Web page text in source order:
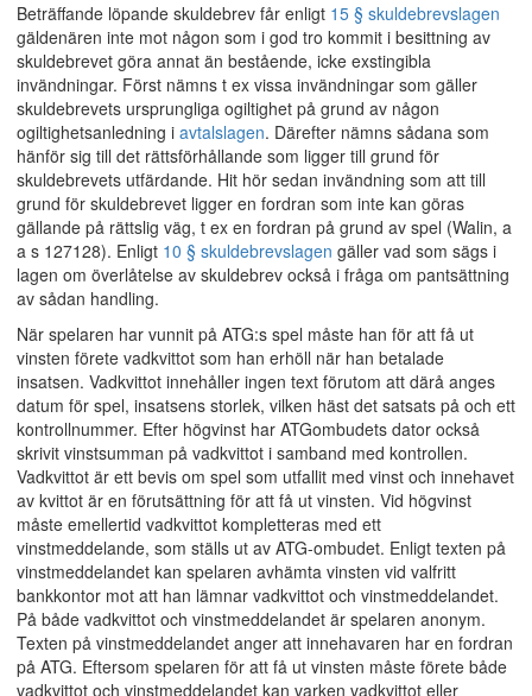
Beträffande löpande skuldebrev får enligt 15 § skuldebrevslagen
gäldenären inte mot någon som i god tro kommit i besittning av
skuldebrevet göra annat än bestående, icke exstingibla
invändningar. Först nämns t ex vissa invändningar som gäller
skuldebrevets ursprungliga ogiltighet på grund av någon
ogiltighetsanledning i avtalslagen. Därefter nämns sådana som
hänför sig till det rättsförhållande som ligger till grund för
skuldebrevets utfärdande. Hit hör sedan invändning som att till
grund för skuldebrevet ligger en fordran som inte kan göras
gällande på rättslig väg, t ex en fordran på grund av spel (Walin, a
a s 127128). Enligt 10 § skuldebrevslagen gäller vad som sägs i
lagen om överlåtelse av skuldebrev också i fråga om pantsättning
av sådan handling.
När spelaren har vunnit på ATG:s spel måste han för att få ut
vinsten förete vadkvittot som han erhöll när han betalade
insatsen. Vadkvittot innehåller ingen text förutom att därå anges
datum för spel, insatsens storlek, vilken häst det satsats på och ett
kontrollnummer. Efter högvinst har ATGombudets dator också
skrivit vinstsumman på vadkvittot i samband med kontrollen.
Vadkvittot är ett bevis om spel som utfallit med vinst och innehavet
av kvittot är en förutsättning för att få ut vinsten. Vid högvinst
måste emellertid vadkvittot kompletteras med ett
vinstmeddelande, som ställs ut av ATG-ombudet. Enligt texten på
vinstmeddelandet kan spelaren avhämta vinsten vid valfritt
bankkontor mot att han lämnar vadkvittot och vinstmeddelandet.
På både vadkvittot och vinstmeddelandet är spelaren anonym.
Texten på vinstmeddelandet anger att innehavaren har en fordran
på ATG. Eftersom spelaren för att få ut vinsten måste förete både
vadkvittot och vinstmeddelandet kan varken vadkvittot eller